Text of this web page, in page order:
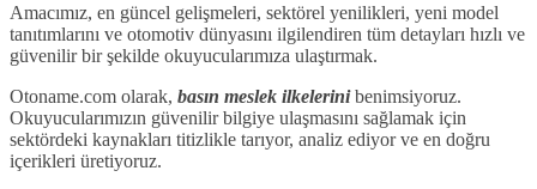
Amacımız, en güncel gelişmeleri, sektörel yenilikleri, yeni model
tanıtımlarını ve otomotiv dünyasını ilgilendiren tüm detayları hızlı ve
güvenilir bir şekilde okuyucularımıza ulaştırmak.
Otoname.com olarak, basın meslek ilkelerinibenimsiyoruz.
Okuyucularımızın güvenilir bilgiye ulaşmasını sağlamak için
sektördeki kaynakları titizlikle tarıyor, analiz ediyor ve en doğru
içerikleri üretiyoruz.